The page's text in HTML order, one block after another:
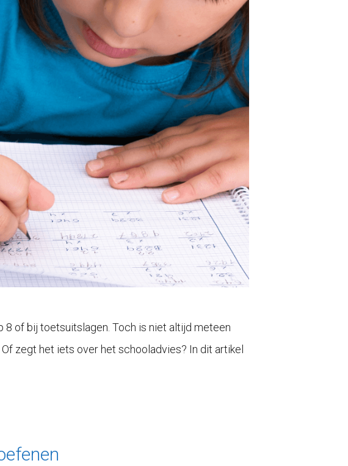
8 of bij toetsuitslagen. Toch is niet altijd meteen
zegt het iets over het schooladvies? In dit artikel